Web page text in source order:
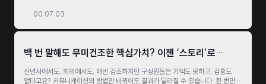
이해함으로써 당신의 포용력을 넓히십시오!
00:07:03
백 번 말해도 무미건조한 핵심가치? 이젠 ‘스토리’로
이야기하라!
신년사에서도, 회의에서도, 매번 강조하지만 구성원들은 기억도 못하고, 감흥도
없다고요? 커뮤니케이션의 방법만 바뀌어도 결과가 달라질 수 있습니다. 한 번만